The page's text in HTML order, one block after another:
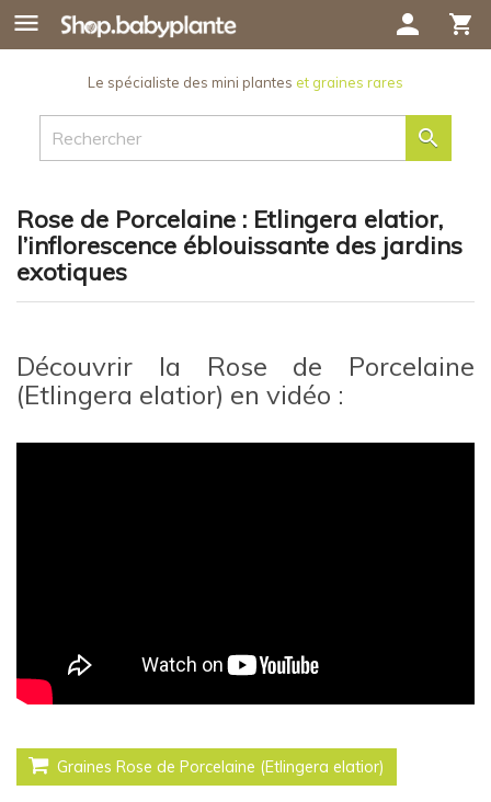
 shopping_cart
person
Le spécialiste des mini plantes et graines rares

Rose de Porcelaine : Etlingera elatior,
l’inflorescence éblouissante des jardins
exotiques
Découvrir la Rose de Porcelaine
(Etlingera elatior) en vidéo :
Graines Rose de Porcelaine (Etlingera elatior)